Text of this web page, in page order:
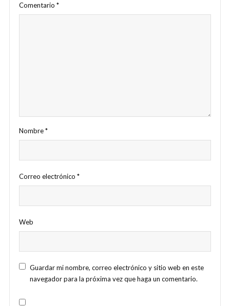
Comentario *
Nombre*
Correo electrónico *
Web
Guardar mi nombre, correo electrónico y sitio web en este
navegador para la próxima vez que haga un comentario.